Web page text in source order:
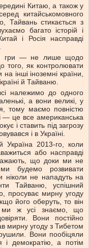
Китаю, а також у
китайськомовного
Тайвань стикається з
багато історій і
і Росія насправді
гри — не лише щодо
того, як контролювати
інші іноземні країни,
й Тайваню.
належимо до одного
а вони великі, у
тому маємо повністю
— це все американська
і ставить під загрозу
і в Україні.
2013-го, коли
або насправді
що доки ми не
будемо розвивати
ніколи не нападуть на
Тайваню, успішний
просуває мирну угоду
його оберуть, то він
ми ж усі знаємо, що
Вони постійно
мирну угоду з Тибетом
Вони пообіцяли
і демократію, а потім